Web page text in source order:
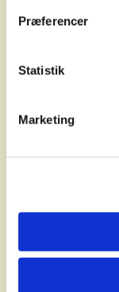
Præferencer
Statistik
Marketing6-12 mdr.
2-6 mdr.
hygge og
Pris: 7